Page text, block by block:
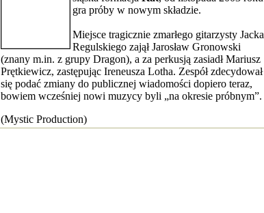
gra próby w nowym składzie.
Miejsce tragicznie zmarłego gitarzysty Jacka
Regulskiego zajął Jarosław Gronowski
(znany m.in. z grupy Dragon), a za perkusją zasiadł Mariusz
Prętkiewicz, zastępując Ireneusza Lotha. Zespół zdecydował
się podać zmiany do publicznej wiadomości dopiero teraz,
bowiem wcześniej nowi muzycy byli „na okresie próbnym”.
(Mystic Production)